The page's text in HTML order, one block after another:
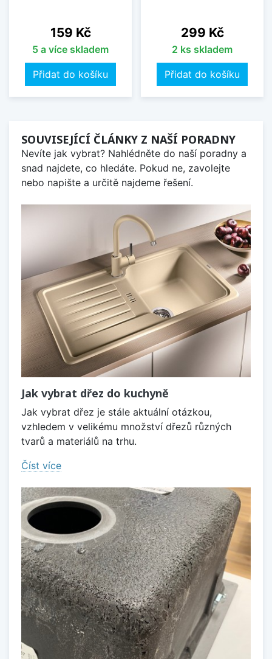
Cena
159 Kč
5 a více skladem
Přidat do košíku
Cena
299 Kč
2 ks skladem
Přidat do košíku
SOUVISEJÍCÍ ČLÁNKY Z NAŠÍ PORADNY
Nevíte jak vybrat? Nahlédněte do naší poradny a
snad najdete, co hledáte. Pokud ne, zavolejte
nebo napište a určitě najdeme řešení.
Jak vybrat dřez do kuchyně
Jak vybrat dřez je stále aktuální otázkou,
vzhledem v velikému množství dřezů různých
tvarů a materiálů na trhu.
Číst více